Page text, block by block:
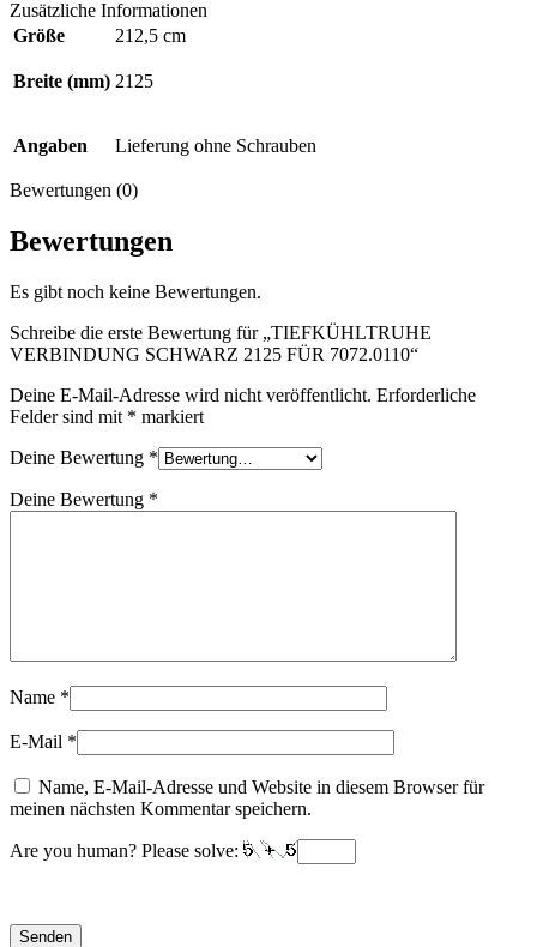
Zusätzliche Informationen
Größe
212,5 cm
Breite (mm) 2125
Angaben Lieferung ohne Schrauben
Bewertungen (0)
Bewertungen
Es gibt noch keine Bewertungen.
Schreibe die erste Bewertung für „TIEFKÜHLTRUHE
VERBINDUNG SCHWARZ 2125 FÜR 7072.0110“
Deine E-Mail-Adresse wird nicht veröffentlicht. Erforderliche
Felder sind mit * markiert
Deine Bewertung *
Deine Bewertung *
Name *
E-Mail *
Name, E-Mail-Adresse und Website in diesem Browser für
meinen nächsten Kommentar speichern.
Are you human? Please solve: